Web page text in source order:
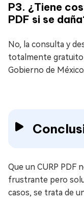
P3. ¿Tiene
PDF si se
No, la consulta y
totalmente gratuito
Gobierno de México.
Que un CURP PDF
frustrante pero
casos, se trata de